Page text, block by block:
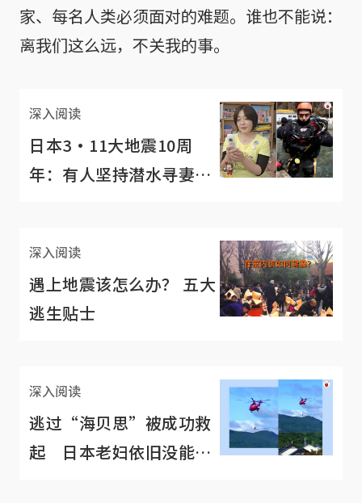
家、每名人类必须面对的难题。谁也不能说：
离我们这么远，不关我的事。
深入阅读
日本3·11大地震10周
年：有人坚持潜水寻妻，
深入阅读
遇上地震该怎么办？ 五大
逃生贴士
深入阅读
逃过“海贝思”被成功救
起 日本老妇依旧没能逃